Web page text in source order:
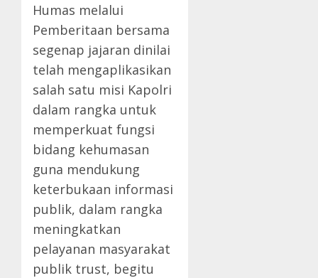
Humas melalui
Pemberitaan bersama
segenap jajaran dinilai
telah mengaplikasikan
salah satu misi Kapolri
dalam rangka untuk
memperkuat fungsi
bidang kehumasan
guna mendukung
keterbukaan informasi
publik, dalam rangka
meningkatkan
pelayanan masyarakat
publik trust, begitu